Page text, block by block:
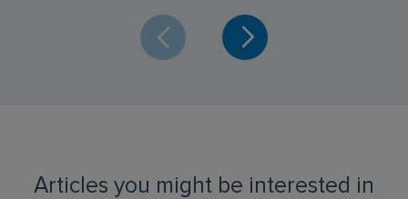
Articles you might be interested in